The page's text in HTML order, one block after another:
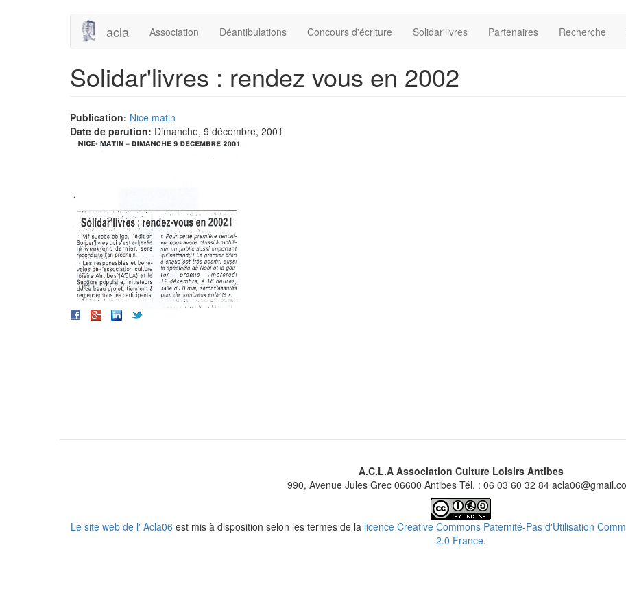
acla Association Déantibulations Concours d'écriture Solidar'livres Partenaires Recherche
Solidar'livres : rendez vous en 2002
Publication: Nice matin
Date de parution: Dimanche, 9 décembre, 2001
A.C.L.A Association Culture Loisirs Antibes
990, Avenue Jules Grec 06600 Antibes Tél. : 06 03 60 32 84
Le site web de l' Acla06 est mis à disposition selon les termes de la licence Creative Commons Paternité-Pas d'Utilisation
2.0 France.